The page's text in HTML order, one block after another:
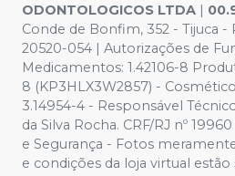
ODONTOLOGICOS LTDA |
Conde de Bonfim, 352 - Tijuca -
20520-054 | Autorizações de
Medicamentos: 1.42106-8
8 (KP3HLX3W2857) -
3.14954-4 - Responsável
da Silva Rocha. CRF/RJ nº
e Segurança - Fotos
e condições da loja virtual